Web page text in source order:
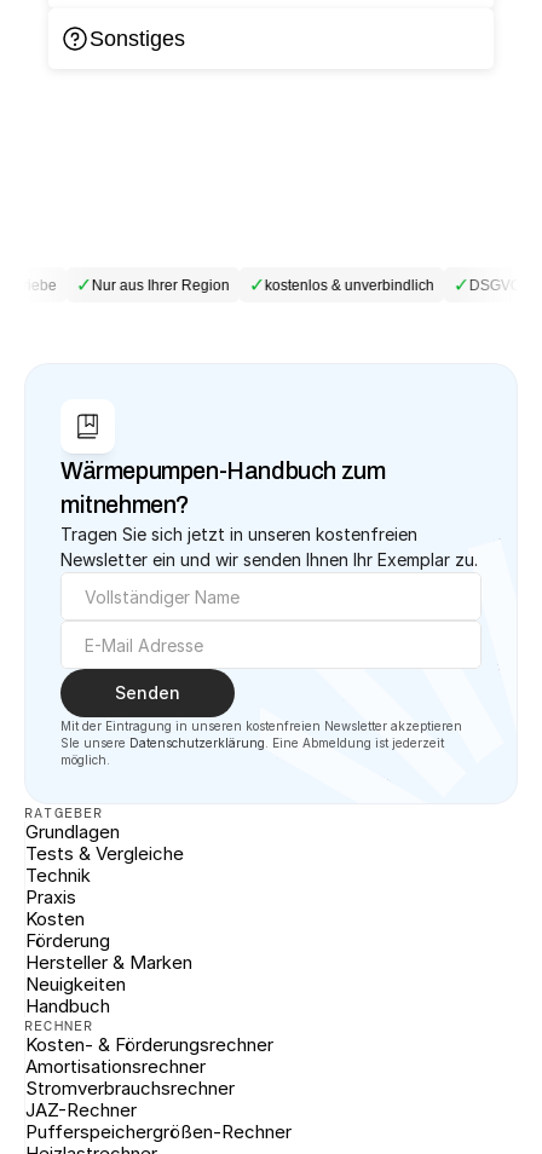
Sonstiges
✓Nur aus Ihrer Region ✓kostenlos & unverbindlich ✓DSGVO-
Wärmepumpen-Handbuch zum
mitnehmen?
Tragen Sie sich jetzt in unseren kostenfreien
Newsletter ein und wir senden Ihnen Ihr Exemplar zu.
Senden
Mit der Eintragung in unseren kostenfreien Newsletter akzeptieren
SIe unsere Datenschutzerklärung . Eine Abmeldung ist jederzeit
möglich.
RATGEBER
Grundlagen
Tests & Vergleiche
Technik
Praxis
Kosten
Förderung
Hersteller & Marken
Neuigkeiten
Handbuch
RECHNER
Kosten- & Förderungsrechner
Amortisationsrechner
Stromverbrauchsrechner
JAZ-Rechner
Pufferspeichergrößen-Rechner